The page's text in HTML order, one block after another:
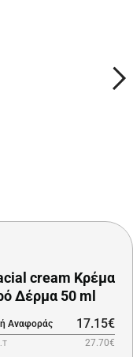
cream Κρέμα
Δέρμα 50 ml
Αναφοράς 17.15€
27.70€